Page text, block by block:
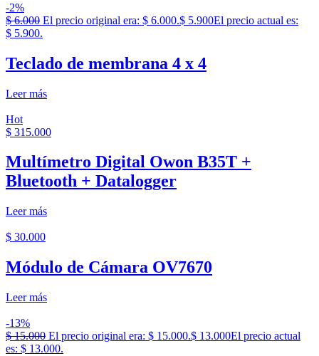
-2%
$6.000 El precio original era: $ 6.000.$ 5.900El precio actual es:
$ 5.900.
Teclado de membrana 4 x 4
Leer más
Hot
$ 315.000
Multímetro Digital Owon B35T +
Bluetooth + Datalogger
Leer más
$ 30.000
Módulo de Cámara OV7670
Leer más
-13%
$15.000 El precio original era: $ 15.000.$ 13.000El precio actual
es: $ 13.000.